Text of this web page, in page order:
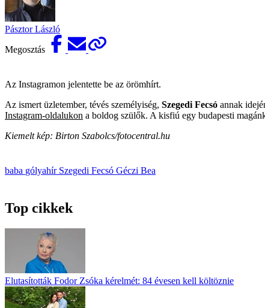
Pásztor László
Megosztás
Az Instagramon jelentette be az örömhírt.
Az ismert üzletember, tévés személyiség, Szegedi Fecsó annak
Instagram-oldalukon a boldog szülők. A kisfiú egy budapesti
Kiemelt kép: Birton Szabolcs/fotocentral.hu
baba gólyahír Szegedi Fecsó Géczi Bea
Top cikkek
Elutasították Fodor Zsóka kérelmét: 84 évesen kell költöznie